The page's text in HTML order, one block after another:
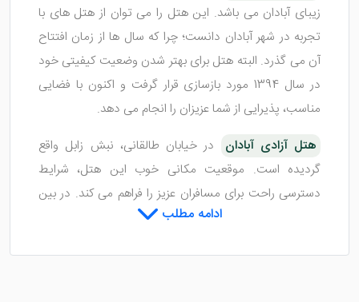
زیبای آبادان می باشد. این هتل را می توان از هتل های با
تجربه در شهر آبادان دانست؛ چرا که سال ها از زمان افتتاح
آن می گذرد. البته هتل برای بهتر شدن وضعیت کیفیتی خود
در سال 1394 مورد بازسازی قرار گرفت و اکنون با فضایی
مناسب، پذیرایی از شما عزیزان را انجام می دهد.
هتل آزادی آبادان
در خیابان طالقانی، نبش زابل واقع
گردیده است. موقعیت مکانی خوب این هتل، شرایط
دسترسی راحت برای مسافران عزیز را فراهم می کند. در بین
، هتل آزادی یکی از گزینه های مقرون به
ادامه مطلب